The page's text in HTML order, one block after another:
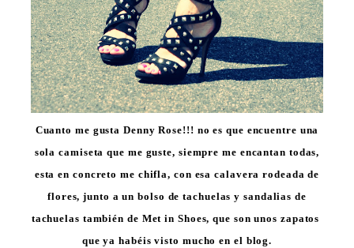
Cuanto me gusta Denny Rose!!! no es que encuentre una
sola camiseta que me guste, siempre me encantan todas,
esta en concreto me chifla, con esa calavera rodeada de
flores, junto a un bolso de tachuelas y sandalias de
tachuelas también de Met in Shoes, que son unos zapatos
que ya habéis visto mucho en el blog.